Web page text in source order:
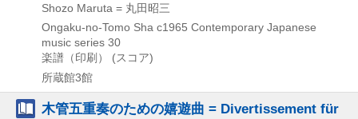
Shozo Maruta = 丸田昭三
Ongaku-no-Tomo Sha c1965 Contemporary Japanese
music series 30
楽譜（印刷） (スコア)
所蔵館3館
木管五重奏のための嬉遊曲 = Divertissement für